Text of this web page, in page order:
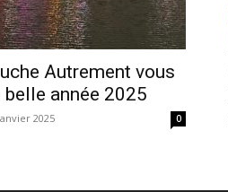
Autrement vous
année 2025
2025 0